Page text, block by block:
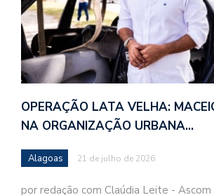
OPERAÇÃO LATA VELHA:
NA ORGANIZAÇÃO URBANA…
Alagoas 21 de julho de 2026
por redação com Claúdia Leite -